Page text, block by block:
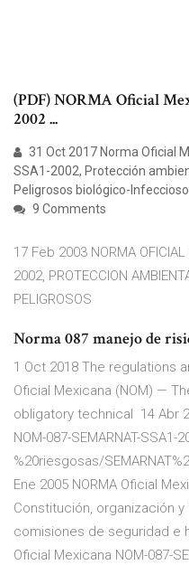
(PDF) NORMA Oficial
2002 ...
31 Oct 2017 Norma Oficial
SSA1-2002, Protección
Peligrosos biológico-
9 Comments
17 Feb 2003 NORMA
2002, PROTECCION
PELIGROSOS
Norma 087 manejo de
1 Oct 2018 The regulations
Oficial Mexicana (NOM) —
obligatory technical 14 Abr
NOM-087-SEMARNAT-SSA1-
%20riesgosas/
Ene 2005 NORMA Oficial
Constitución, organización
comisiones de seguridad e
Oficial Mexicana NOM-087-